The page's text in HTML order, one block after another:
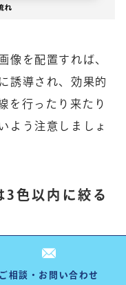
像を配置すれば、
誘導され、効果的
を行ったり来たり
よう注意しましょ
色以内に絞る
を除いて3色以内に
くなりますし、強
ご相談・お問い合わせ